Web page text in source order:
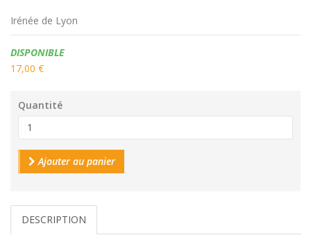
Irénée de Lyon
Disponibilité:
DISPONIBLE
17,00 €
Quantité
Ajouter au panier
DESCRIPTION